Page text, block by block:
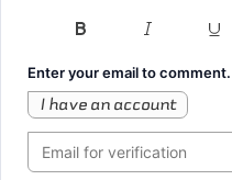
Enter your email to comment.
I have an account